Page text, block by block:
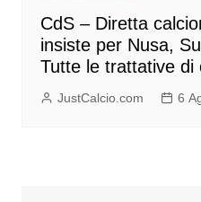
CdS – Diretta
insiste per Nusa,
Tutte le trattative di
JustCalcio.com 6